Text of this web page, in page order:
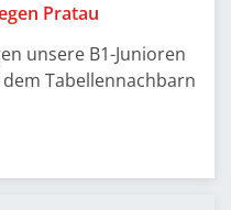
Pratau
unsere B1-Junioren
Tabellennachbarn